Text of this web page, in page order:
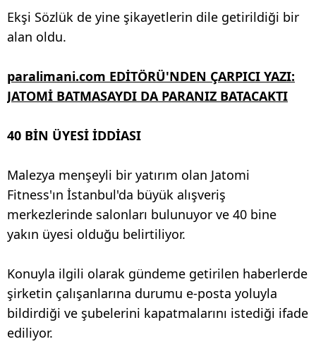
Ekşi Sözlük de yine şikayetlerin dile getirildiği bir
alan oldu.
paralimani.com EDİTÖRÜ'NDEN ÇARPICI YAZI:
JATOMİ BATMASAYDI DA PARANIZ BATACAKTI
40 BİN ÜYESİ İDDİASI
Malezya menşeyli bir yatırım olan Jatomi
Fitness'ın İstanbul'da büyük alışveriş
merkezlerinde salonları bulunuyor ve 40 bine
yakın üyesi olduğu belirtiliyor.
Konuyla ilgili olarak gündeme getirilen haberlerde
şirketin çalışanlarına durumu e-posta yoluyla
bildirdiği ve şubelerini kapatmalarını istediği ifade
ediliyor.